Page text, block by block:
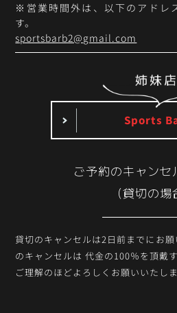
※営業時間外は、以下のアドレ
す。
sportsbarb2@gmail.com
Sports
ご予約のキャンセ
（貸切の場
貸切のキャンセルは2日前までにお願
のキャンセルは 代金の100％を頂戴
ご理解のほどよろしくお願いいたしま